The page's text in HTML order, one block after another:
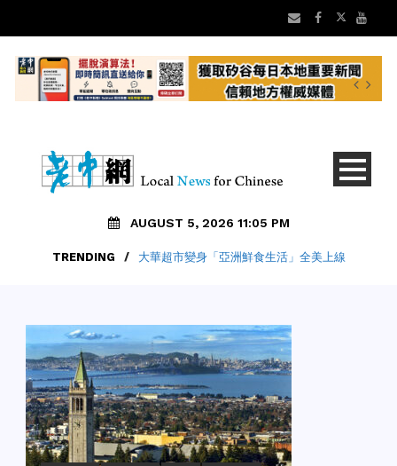
AUGUST 5, 2026 11:05 PM
TRENDING / 大華超市變身「亞洲鮮食生活」全美上線